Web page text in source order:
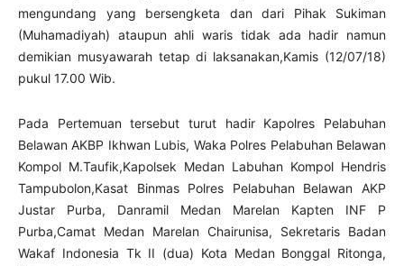
mengundang yang bersengketa dan dari Pihak Sukiman
(Muhamadiyah) ataupun ahli waris tidak ada hadir namun
demikian musyawarah tetap di laksanakan,Kamis (12/07/18)
pukul 17.00 Wib.
Pada Pertemuan tersebut turut hadir Kapolres Pelabuhan
Belawan AKBP Ikhwan Lubis, Waka Polres Pelabuhan Belawan
Kompol M.Taufik,Kapolsek Medan Labuhan Kompol Hendris
Tampubolon,Kasat Binmas Polres Pelabuhan Belawan AKP
Justar Purba, Danramil Medan Marelan Kapten INF P
Purba,Camat Medan Marelan Chairunisa, Sekretaris Badan
Wakaf Indonesia Tk II (dua) Kota Medan Bonggal Ritonga,